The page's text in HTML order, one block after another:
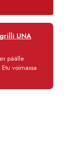
12 kk
3,90 €/kk
387,80 €
UNA
päälle
voimassa